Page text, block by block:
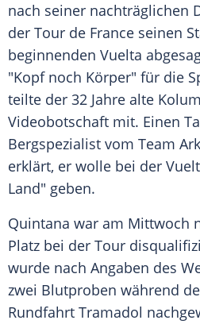
nach seiner nachträglichen
der Tour de France seinen
beginnenden Vuelta
"Kopf noch Körper" für die
teilte der 32 Jahre alte
Videobotschaft mit. Einen
Bergspezialist vom Team
erklärt, er wolle bei der
Land" geben.
Quintana war am Mittwoch
Platz bei der Tour
wurde nach Angaben des
zwei Blutproben während
Rundfahrt Tramadol